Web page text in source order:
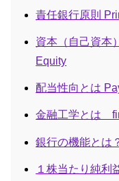
責任銀行原則
資本（自己資本
Equity
配当性向とは
金融工学とは
銀行の機能とは
１株当たり純利